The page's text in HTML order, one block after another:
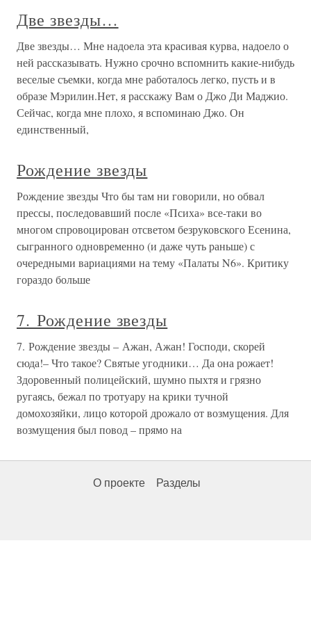
Две звезды…
Две звезды… Мне надоела эта красивая курва, надоело о
ней рассказывать. Нужно срочно вспомнить какие-нибудь
веселые съемки, когда мне работалось легко, пусть и в
образе Мэрилин.Нет, я расскажу Вам о Джо Ди Маджио.
Сейчас, когда мне плохо, я вспоминаю Джо. Он
единственный,
Рождение звезды
Рождение звезды Что бы там ни говорили, но обвал
прессы, последовавший после «Психа» все-таки во
многом спровоцирован отсветом безруковского Есенина,
сыгранного одновременно (и даже чуть раньше) с
очередными вариациями на тему «Палаты N6». Критику
гораздо больше
7. Рождение звезды
7. Рождение звезды – Ажан, Ажан! Господи, скорей
сюда!– Что такое? Святые угодники… Да она рожает!
Здоровенный полицейский, шумно пыхтя и грязно
ругаясь, бежал по тротуару на крики тучной
домохозяйки, лицо которой дрожало от возмущения. Для
возмущения был повод – прямо на
О проекте Разделы